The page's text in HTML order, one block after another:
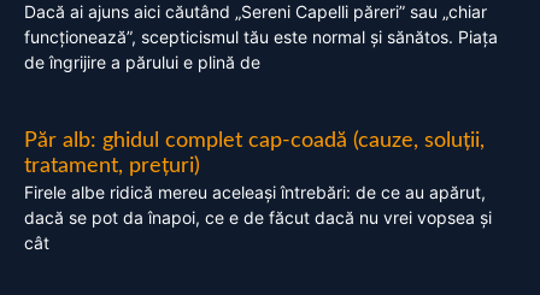
Dacă ai ajuns aici căutând „Sereni Capelli păreri” sau „chiar
funcționează”, scepticismul tău este normal și sănătos. Piața
de îngrijire a părului e plină de
Păr alb: ghidul complet cap-coadă (cauze, soluții,
tratament, prețuri)
Firele albe ridică mereu aceleași întrebări: de ce au apărut,
dacă se pot da înapoi, ce e de făcut dacă nu vrei vopsea și
cât